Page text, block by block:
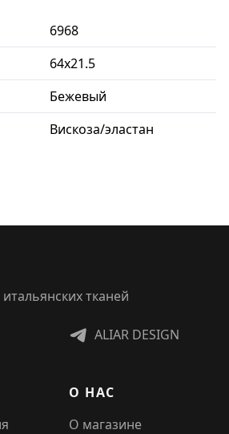
6968
64x21.5
Бежевый
Вискоза/эластан
тканей
ALIAR DESIGN
О НАС
О магазине